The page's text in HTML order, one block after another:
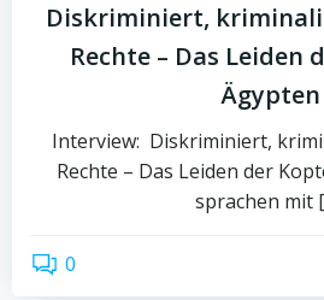
Diskriminiert,
Rechte – Das Leiden
Ägypten
Interview: Diskriminiert,
Rechte – Das Leiden der
sprachen mit
0